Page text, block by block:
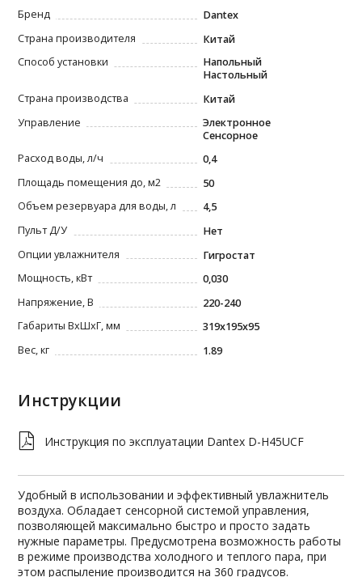
Бренд
Dantex
Страна производителя
Китай
Способ установки
Напольный
Настольный
Страна производства
Китай
Управление
Электронное
Сенсорное
Расход воды, л/ч
0,4
Площадь помещения до, м2
50
Объем резервуара для воды, л
4,5
Пульт Д/У
Нет
Опции увлажнителя
Гигростат
Мощность, кВт
0,030
Напряжение, В
220-240
Габариты ВxШxГ, мм
319х195x95
Вес, кг
1.89
Инструкции
Инструкция по эксплуатации Dantex D-H45UCF
Удобный в использовании и эффективный увлажнитель
воздуха. Обладает сенсорной системой управления,
позволяющей максимально быстро и просто задать
нужные параметры. Предусмотрена возможность работы
в режиме производства холодного и теплого пара, при
этом распыление производится на 360 градусов.